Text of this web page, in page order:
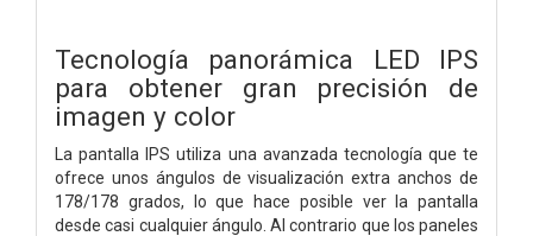
Tecnología panorámica LED IPS
para obtener gran precisión de
imagen y color
La pantalla IPS utiliza una avanzada tecnología que te
ofrece unos ángulos de visualización extra anchos de
178/178 grados, lo que hace posible ver la pantalla
desde casi cualquier ángulo. Al contrario que los paneles